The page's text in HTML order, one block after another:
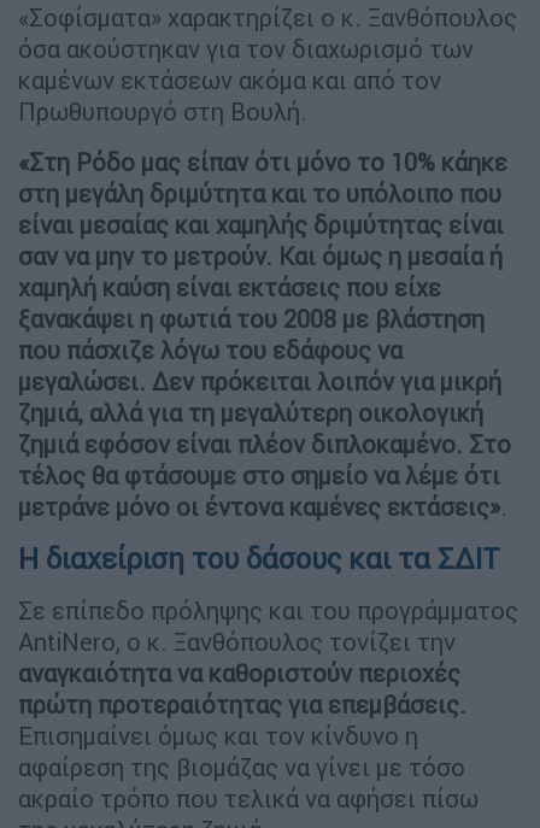
«Σοφίσματα» χαρακτηρίζει ο κ. Ξανθόπουλος
όσα ακούστηκαν για τον διαχωρισμό των
καμένων εκτάσεων ακόμα και από τον
Πρωθυπουργό στη Βουλή.
«Στη Ρόδο μας είπαν ότι μόνο το 10% κάηκε
στη μεγάλη δριμύτητα και το υπόλοιπο που
είναι μεσαίας και χαμηλής δριμύτητας είναι
σαν να μην το μετρούν. Και όμως η μεσαία ή
χαμηλή καύση είναι εκτάσεις που είχε
ξανακάψει η φωτιά του 2008 με βλάστηση
που πάσχιζε λόγω του εδάφους να
μεγαλώσει. Δεν πρόκειται λοιπόν για μικρή
ζημιά, αλλά για τη μεγαλύτερη οικολογική
ζημιά εφόσον είναι πλέον διπλοκαμένο. Στο
τέλος θα φτάσουμε στο σημείο να λέμε ότι
μετράνε μόνο οι έντονα καμένες εκτάσεις».
Η διαχείριση του δάσους και τα ΣΔΙΤ
Σε επίπεδο πρόληψης και του προγράμματος
AntiNero, ο κ. Ξανθόπουλος τονίζει την
αναγκαιότητα να καθοριστούν περιοχές
πρώτη προτεραιότητας για επεμβάσεις.
Επισημαίνει όμως και τον κίνδυνο η
αφαίρεση της βιομάζας να γίνει με τόσο
ακραίο τρόπο που τελικά να αφήσει πίσω